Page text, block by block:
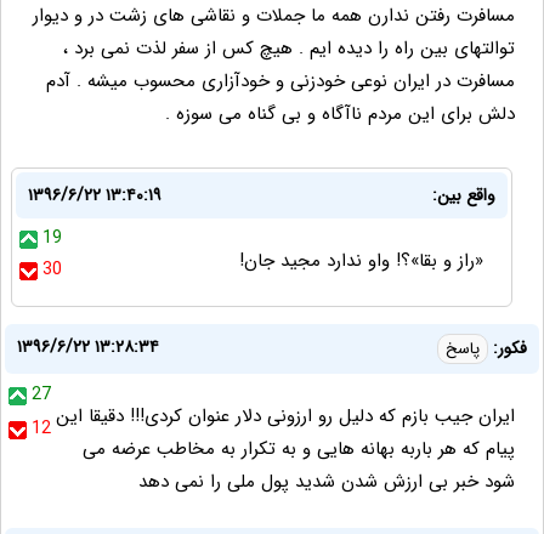
مسافرت رفتن ندارن همه ما جملات و نقاشی های زشت در و دیوار
توالتهای بین راه را دیده ایم . هیچ کس از سفر لذت نمی برد ،
مسافرت در ایران نوعی خودزنی و خودآزاری محسوب میشه . آدم
دلش برای این مردم ناآگاه و بی گناه می سوزه .
واقع بین:
۱۳۹۶/۶/۲۲ ۱۳:۴۰:۱۹
19
30
«راز و بقا»؟! واو ندارد مجید جان!
فکور: پاسخ
۱۳۹۶/۶/۲۲ ۱۳:۲۸:۳۴
27
12ایران جیب بازم که دلیل رو ارزونی دلار عنوان کردی!!! دقیقا این
پیام که هر باربه بهانه هایی و به تکرار به مخاطب عرضه می
شود خبر بی ارزش شدن شدید پول ملی را نمی دهد